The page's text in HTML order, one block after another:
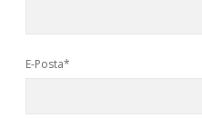
E-Posta*